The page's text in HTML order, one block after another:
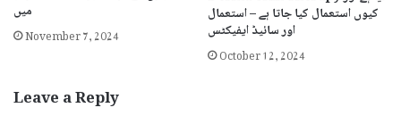
میں
November 7, 2024
کیوں استعمال کیا جاتا ہے – استعمال
اور سائیڈ ایفیکٹس
October 12, 2024
Leave a Reply